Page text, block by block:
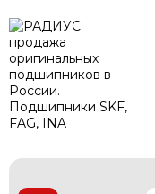
ПОДШИПНИКИ
ЛИНЕЙНЫЕ
РЕМНИ
О нас